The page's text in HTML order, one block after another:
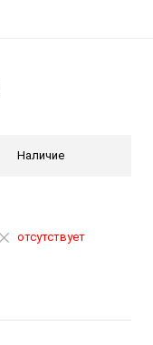
Наличие
отсутствует